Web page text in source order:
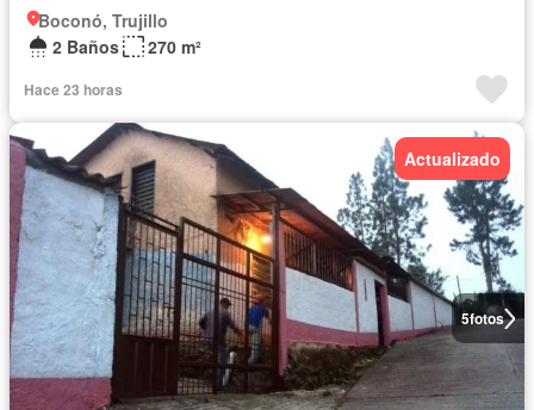
Boconó, Trujillo
2 Baños
270 m²
Hace 23 horas
5fotos
Actualizado